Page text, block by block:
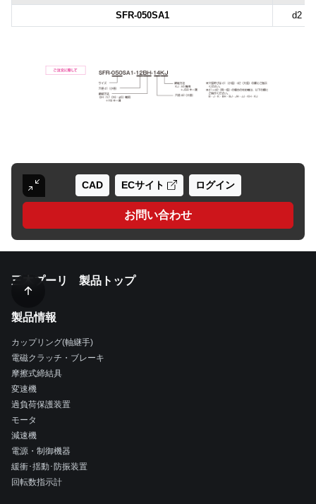
SFR-050SA1 d2
CAD ECサイト ログイン
お問い合わせ
三木プーリ 製品トップ
製品情報
カップリング(軸継手)
電磁クラッチ・ブレーキ
摩擦式締結具
変速機
過負荷保護装置
モータ
減速機
電源・制御機器
緩衝･揺動･防振装置
回転数指示計